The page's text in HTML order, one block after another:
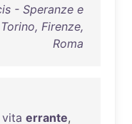
- Speranze e
Firenze,
Roma
vita errante,